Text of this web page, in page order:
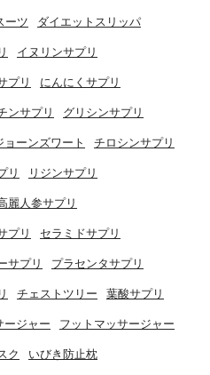
ーツ ダイエットスリッパ
イヌリンサプリ
プリ にんにくサプリ
ンサプリ グリシンサプリ
ョーンズワート チロシンサプリ
リ リジンサプリ
麗人参サプリ
プリ セラミドサプリ
サプリ プラセンタサプリ
チェストツリー 葉酸サプリ
ージャー フットマッサージャー
ク いびき防止枕